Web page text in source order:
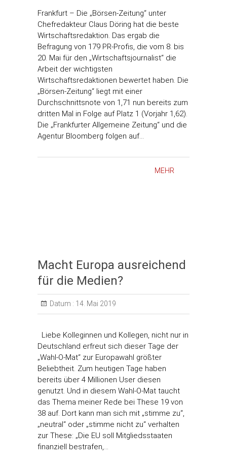
Frankfurt – Die „Börsen-Zeitung“ unter
Chefredakteur Claus Döring hat die beste
Wirtschaftsredaktion. Das ergab die
Befragung von 179 PR-Profis, die vom 8. bis
20. Mai für den „Wirtschaftsjournalist“ die
Arbeit der wichtigsten
Wirtschaftsredaktionen bewertet haben. Die
„Börsen-Zeitung“ liegt mit einer
Durchschnittsnote von 1,71 nun bereits zum
dritten Mal in Folge auf Platz 1 (Vorjahr 1,62).
Die „Frankfurter Allgemeine Zeitung“ und die
Agentur Bloomberg folgen auf…
MEHR
Macht Europa ausreichend
für die Medien?
Datum : 14. Mai 2019
Liebe Kolleginnen und Kollegen, nicht nur in
Deutschland erfreut sich dieser Tage der
„Wahl-O-Mat“ zur Europawahl größter
Beliebtheit. Zum heutigen Tage haben
bereits über 4 Millionen User diesen
genutzt. Und in diesem Wahl-O-Mat taucht
das Thema meiner Rede bei These 19 von
38 auf. Dort kann man sich mit „stimme zu“,
„neutral“ oder „stimme nicht zu“ verhalten
zur These: „Die EU soll Mitgliedsstaaten
finanziell bestrafen,…